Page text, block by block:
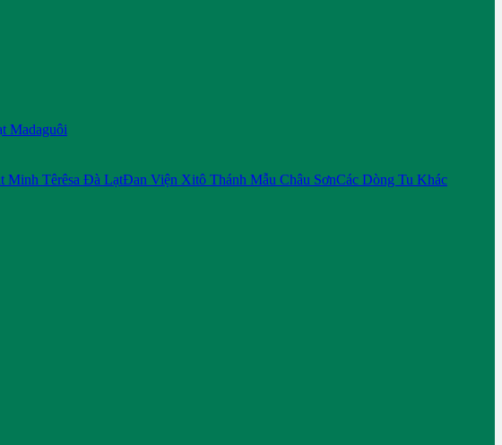
Madaguôi
Minh Têrêsa Đà LạtĐan Viện Xitô Thánh Mẫu Châu SơnCác Dòng Tu Khác